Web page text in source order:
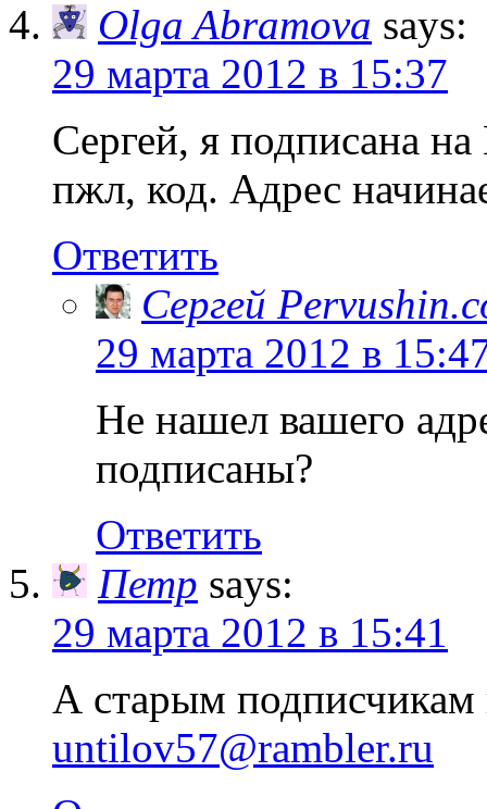
Olga Abramova says:
29 марта 2012 в 15:37
Сергей, я подписана
пжл, код. Адрес
Ответить
Сергей
29 марта 2012 в
Не нашел вашего
подписаны?
Ответить
Петр says:
29 марта 2012 в 15:41
А старым
untilov57@rambler.ru